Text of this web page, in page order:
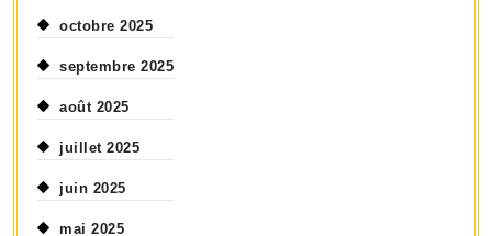
octobre 2025
septembre 2025
août 2025
juillet 2025
juin 2025
mai 2025